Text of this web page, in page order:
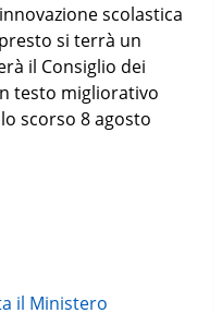
scolastica
si terrà un
il Consiglio dei
testo migliorativo
scorso 8 agosto